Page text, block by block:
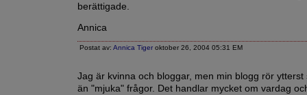
berättigade.
Annica
Postat av: Annica Tiger oktober 26, 2004 05:31 EM
Jag är kvinna och bloggar, men min blogg rör ytterst
än "mjuka" frågor. Det handlar mycket om vardag